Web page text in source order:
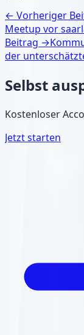
← Vorheriger
Meetup vor
Beitrag →
der
Selbst
Kostenloser
Jetzt starten